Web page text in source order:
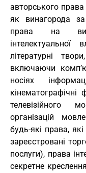
авторського
як винагорода
права на
літературні
включаючи
носіях
телевізійного
організацій
будь-які права,
зареєстровані
послуги), права
секретне